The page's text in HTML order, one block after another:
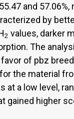
and
by
2 values, darker
The
of pbz
the material
at a low level,
gained higher